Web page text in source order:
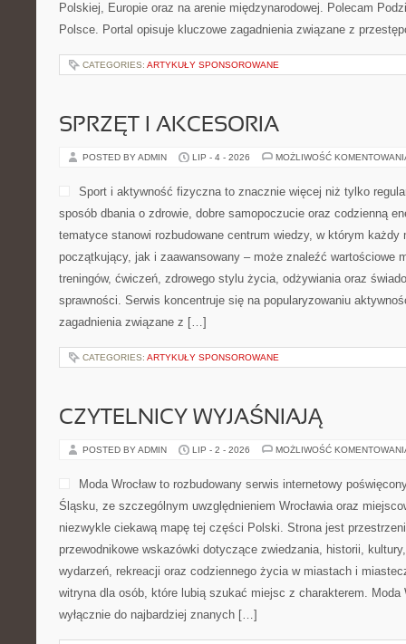
Polskiej, Europie oraz na arenie międzynarodowej. Polecam
Polsce. Portal opisuje kluczowe zagadnienia związane z
CATEGORIES: ARTYKUŁY SPONSOROWANE
SPRZĘT I AKCESORIA
POSTED BY ADMIN LIP - 4 - 2026 MOŻLIWOŚĆ
Sport i aktywność fizyczna to znacznie więcej niż tylko
sposób dbania o zdrowie, dobre samopoczucie oraz codzienną
tematyce stanowi rozbudowane centrum wiedzy, w którym każdy
początkujący, jak i zaawansowany – może znaleźć wartościowe
treningów, ćwiczeń, zdrowego stylu życia, odżywiania oraz
sprawności. Serwis koncentruje się na popularyzowaniu
zagadnienia związane z […]
CATEGORIES: ARTYKUŁY SPONSOROWANE
CZYTELNICY WYJAŚNIAJĄ
POSTED BY ADMIN LIP - 2 - 2026 MOŻLIWOŚĆ
Moda Wrocław to rozbudowany serwis internetowy
Śląsku, ze szczególnym uwzględnieniem Wrocławia oraz
niezwykle ciekawą mapę tej części Polski. Strona jest
przewodnikowe wskazówki dotyczące zwiedzania, historii,
wydarzeń, rekreacji oraz codziennego życia w miastach i
witryna dla osób, które lubią szukać miejsc z charakterem. Moda
wyłącznie do najbardziej znanych […]